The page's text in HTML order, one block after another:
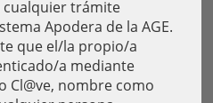
trámite
Apodera de la AGE.
que el/la propio/a
a mediante
Cl@ve, nombre como